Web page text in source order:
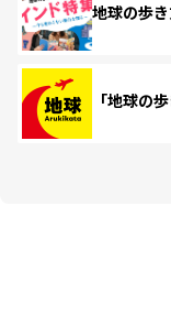
地球の歩
「地球の